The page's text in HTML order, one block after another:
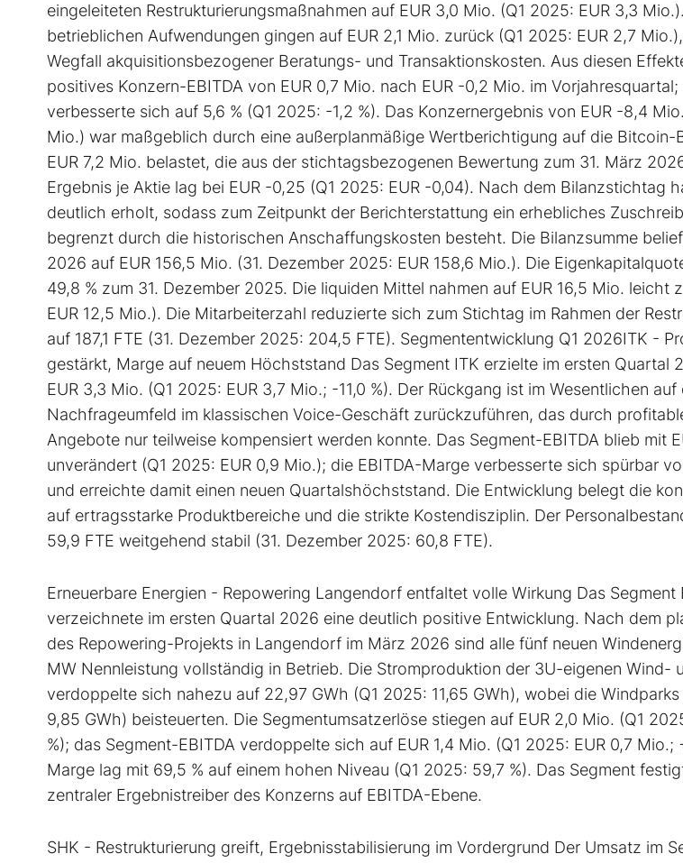
eingeleiteten Restrukturierungsmaßnahmen auf EUR 3,0 Mio. (Q1 2025: EUR 3,3
betrieblichen Aufwendungen gingen auf EUR 2,1 Mio. zurück (Q1 2025: EUR 2,7
Wegfall akquisitionsbezogener Beratungs- und Transaktionskosten. Aus diesen
positives Konzern-EBITDA von EUR 0,7 Mio. nach EUR -0,2 Mio. im
verbesserte sich auf 5,6 % (Q1 2025: -1,2 %). Das Konzernergebnis von EUR -8,4
Mio.) war maßgeblich durch eine außerplanmäßige Wertberichtigung auf die Bitcoin-
EUR 7,2 Mio. belastet, die aus der stichtagsbezogenen Bewertung zum 31. März
Ergebnis je Aktie lag bei EUR -0,25 (Q1 2025: EUR -0,04). Nach dem Bilanzstichtag
deutlich erholt, sodass zum Zeitpunkt der Berichterstattung ein erhebliches
begrenzt durch die historischen Anschaffungskosten besteht. Die Bilanzsumme
2026 auf EUR 156,5 Mio. (31. Dezember 2025: EUR 158,6 Mio.). Die
49,8 % zum 31. Dezember 2025. Die liquiden Mittel nahmen auf EUR 16,5 Mio. leicht
EUR 12,5 Mio.). Die Mitarbeiterzahl reduzierte sich zum Stichtag im Rahmen der
auf 187,1 FTE (31. Dezember 2025: 204,5 FTE). Segmententwicklung Q1 2026ITK -
gestärkt, Marge auf neuem Höchststand Das Segment ITK erzielte im ersten Quartal
EUR 3,3 Mio. (Q1 2025: EUR 3,7 Mio.; -11,0 %). Der Rückgang ist im Wesentlichen
Nachfrageumfeld im klassischen Voice-Geschäft zurückzuführen, das durch
Angebote nur teilweise kompensiert werden konnte. Das Segment-EBITDA blieb mit
unverändert (Q1 2025: EUR 0,9 Mio.); die EBITDA-Marge verbesserte sich spürbar
und erreichte damit einen neuen Quartalshöchststand. Die Entwicklung belegt die
auf ertragsstarke Produktbereiche und die strikte Kostendisziplin. Der
59,9 FTE weitgehend stabil (31. Dezember 2025: 60,8 FTE).
Erneuerbare Energien - Repowering Langendorf entfaltet volle Wirkung Das Segment
verzeichnete im ersten Quartal 2026 eine deutlich positive Entwicklung. Nach dem
des Repowering-Projekts in Langendorf im März 2026 sind alle fünf neuen
MW Nennleistung vollständig in Betrieb. Die Stromproduktion der 3U-eigenen Wind-
verdoppelte sich nahezu auf 22,97 GWh (Q1 2025: 11,65 GWh), wobei die
9,85 GWh) beisteuerten. Die Segmentumsatzerlöse stiegen auf EUR 2,0 Mio. (Q1
%); das Segment-EBITDA verdoppelte sich auf EUR 1,4 Mio. (Q1 2025: EUR 0,7 Mio.;
Marge lag mit 69,5 % auf einem hohen Niveau (Q1 2025: 59,7 %). Das Segment
zentraler Ergebnistreiber des Konzerns auf EBITDA-Ebene.
SHK - Restrukturierung greift, Ergebnisstabilisierung im Vordergrund Der Umsatz im